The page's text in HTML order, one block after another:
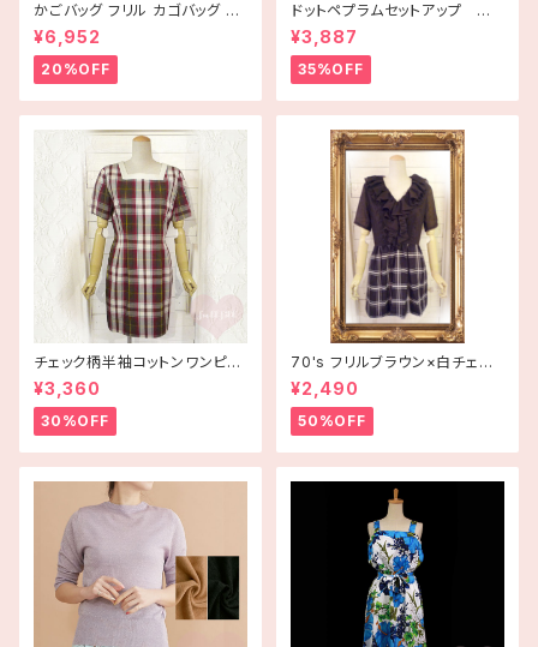
かごバッグ フリル カゴバッグ ba
g 手編み ハンドメイド
¥6,952
20%OFF
ドットペプラムセットアップ 古
着
¥3,887
35%OFF
チェック柄半袖コットンワンピー
ス 古着
¥3,360
30%OFF
70's フリルブラウン×白チェッ
ク半袖ワンピース【アメリカ古
着】
¥2,490
50%OFF